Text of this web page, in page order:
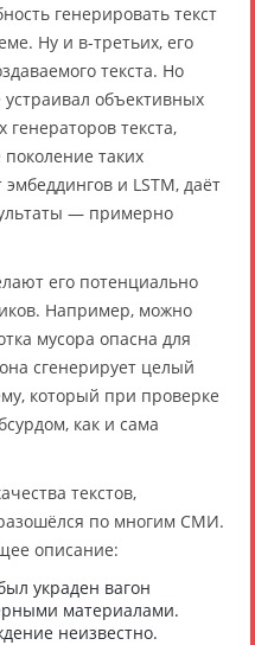
генерировать текст
Ну и в-третьих, его
текста. Но
устраивал объективных
текста,
таких
и LSTM, даёт
— примерно
его потенциально
Например, можно
мусора опасна для
сгенерирует целый
который при проверке
как и сама
текстов,
по многим СМИ.
описание:
украден вагон
материалами.
неизвестно.